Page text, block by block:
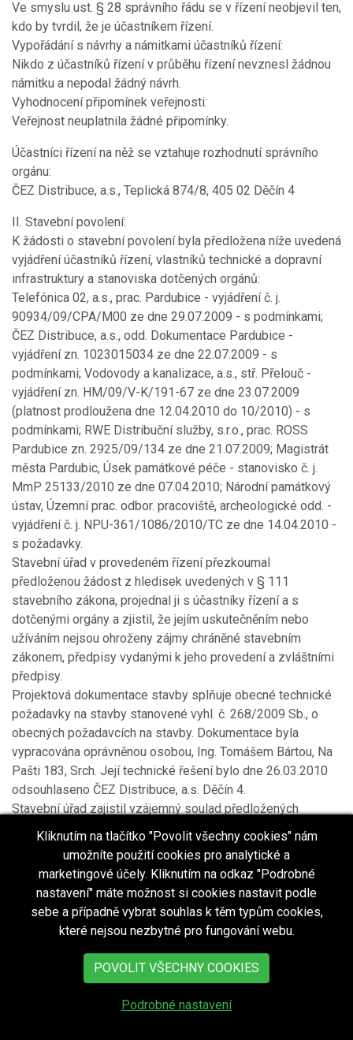
Ve smyslu ust. § 28 správního řádu se v řízení neobjevil ten,
kdo by tvrdil, že je účastníkem řízení.
Vypořádání s návrhy a námitkami účastníků řízení:
Nikdo z účastníků řízení v průběhu řízení nevznesl žádnou
námitku a nepodal žádný návrh.
Vyhodnocení připomínek veřejnosti:
Veřejnost neuplatnila žádné připomínky.
Účastníci řízení na něž se vztahuje rozhodnutí správního
orgánu:
ČEZ Distribuce, a.s., Teplická 874/8, 405 02 Děčín 4
II. Stavební povolení:
K žádosti o stavební povolení byla předložena níže uvedená
vyjádření účastníků řízení, vlastníků technické a dopravní
infrastruktury a stanoviska dotčených orgánů:
Telefónica 02, a.s., prac. Pardubice - vyjádření č. j.
90934/09/CPA/M00 ze dne 29.07.2009 - s podmínkami;
ČEZ Distribuce, a.s., odd. Dokumentace Pardubice -
vyjádření zn. 1023015034 ze dne 22.07.2009 - s
podmínkami; Vodovody a kanalizace, a.s., stř. Přelouč -
vyjádření zn. HM/09/V-K/191-67 ze dne 23.07.2009
(platnost prodloužena dne 12.04.2010 do 10/2010) - s
podmínkami; RWE Distribuční služby, s.r.o., prac. ROSS
Pardubice zn. 2925/09/134 ze dne 21.07.2009; Magistrát
města Pardubic, Úsek památkové péče - stanovisko č. j.
MmP 25133/2010 ze dne 07.04.2010; Národní památkový
ústav, Územní prac. odbor. pracoviště, archeologické odd. -
vyjádření č. j. NPU-361/1086/2010/TC ze dne 14.04.2010 -
s požadavky.
Stavební úřad v provedeném řízení přezkoumal
předloženou žádost z hledisek uvedených v § 111
stavebního zákona, projednal ji s účastníky řízení a s
dotčenými orgány a zjistil, že jejím uskutečněním nebo
užíváním nejsou ohroženy zájmy chráněné stavebním
zákonem, předpisy vydanými k jeho provedení a zvláštními
předpisy.
Projektová dokumentace stavby splňuje obecné technické
požadavky na stavby stanovené vyhl. č. 268/2009 Sb., o
obecných požadavcích na stavby. Dokumentace byla
vypracována oprávněnou osobou, Ing. Tomášem Bártou, Na
Pašti 183, Srch. Její technické řešení bylo dne 26.03.2010
odsouhlaseno ČEZ Distribuce, a.s. Děčín 4.
Stavební úřad zajistil vzájemný soulad předložených
zvláštními předpisy a zahrnul je do podmínek stavebního
Okruh účastníků řízení byl vymezen v souladu s ust. § 109
stavebního zákona. Účastníky stavebního řízení jsou:
Ing. Tomáš Bárta - zplnomocněný zástupce žadatele, Obec
Zdechovice - vlastník pozemku parc. č. 555/3 - uložením
kabelového vedení; Jan Mencl - vlastník pozemku parc. č.
182/3 - vybudování pilíře na hranici pozemku; st. č. 46/1 -
vlastník Jiří Kaňuka - vybudováním pilíře na hranici
Kliknutím na tlačítko "Povolit všechny cookies" nám
umožníte použití cookies pro analytické a
marketingové účely. Kliknutím na odkaz "Podrobné
nastavení" máte možnost si cookies nastavit podle
sebe a případně vybrat souhlas k těm typům cookies,
které nejsou nezbytné pro fungování webu.
POVOLIT VŠECHNY COOKIES
Podrobné nastavení